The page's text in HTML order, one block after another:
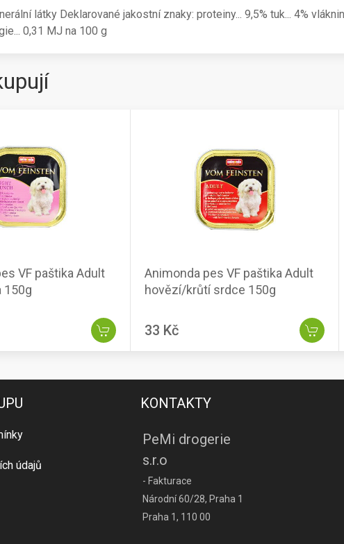
látky Deklarované jakostní znaky: proteiny... 9,5% tuk... 4%
0,31 MJ na 100 g
VF paštika Adult
150g
Animonda pes VF paštika Adult
hovězí/krůtí srdce 150g
33 Kč
údajů
KONTAKTY
PeMi drogerie
s.r.o
- Fakturace
Národní 60/28, Praha 1
Praha 1, 110 00